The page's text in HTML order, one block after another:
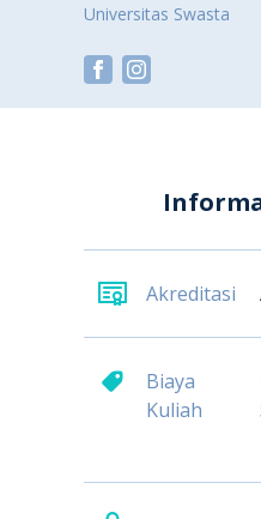
Universitas Swasta
Akreditasi
Biaya
Kuliah